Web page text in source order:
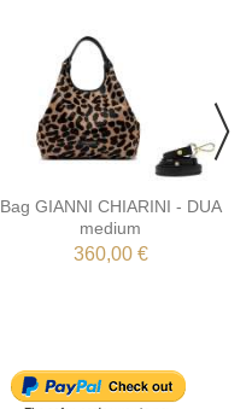
Bag GIANNI CHIARINI - DUA
medium
360,00 €